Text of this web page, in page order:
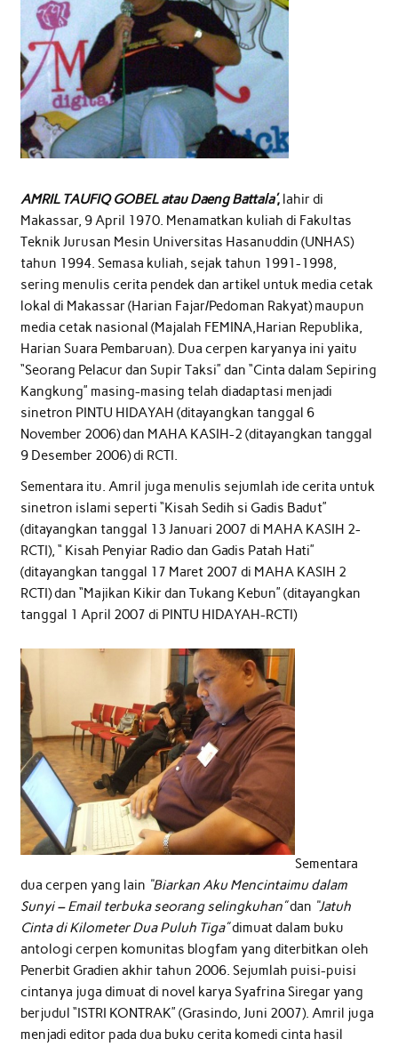
AMRIL TAUFIQ GOBEL atau Daeng Battala’,lahir di
Makassar, 9 April 1970. Menamatkan kuliah di Fakultas
Teknik Jurusan Mesin Universitas Hasanuddin (UNHAS)
tahun 1994. Semasa kuliah, sejak tahun 1991-1998,
sering menulis cerita pendek dan artikel untuk media cetak
lokal di Makassar (Harian Fajar/Pedoman Rakyat) maupun
media cetak nasional (Majalah FEMINA,Harian Republika,
Harian Suara Pembaruan). Dua cerpen karyanya ini yaitu
“Seorang Pelacur dan Supir Taksi” dan “Cinta dalam Sepiring
Kangkung” masing-masing telah diadaptasi menjadi
sinetron PINTU HIDAYAH (ditayangkan tanggal 6
November 2006) dan MAHA KASIH-2 (ditayangkan tanggal
9 Desember 2006) di RCTI.
Sementara itu. Amril juga menulis sejumlah ide cerita untuk
sinetron islami seperti “Kisah Sedih si Gadis Badut”
(ditayangkan tanggal 13 Januari 2007 di MAHA KASIH 2-
RCTI), “ Kisah Penyiar Radio dan Gadis Patah Hati”
(ditayangkan tanggal 17 Maret 2007 di MAHA KASIH 2
RCTI) dan “Majikan Kikir dan Tukang Kebun” (ditayangkan
tanggal 1 April 2007 di PINTU HIDAYAH-RCTI)
Sementara
dua cerpen yang lain “Biarkan Aku Mencintaimu dalam
Sunyi – Email terbuka seorang selingkuhan”dan “Jatuh
Cinta di Kilometer Dua Puluh Tiga”dimuat dalam buku
antologi cerpen komunitas blogfam yang diterbitkan oleh
Penerbit Gradien akhir tahun 2006. Sejumlah puisi-puisi
cintanya juga dimuat di novel karya Syafrina Siregar yang
berjudul “ISTRI KONTRAK” (Grasindo, Juni 2007). Amril juga
menjadi editor pada dua buku cerita komedi cinta hasil